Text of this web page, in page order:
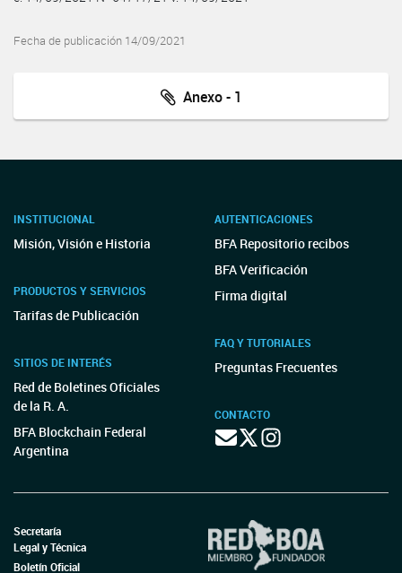
Fecha de publicación 14/09/2021
Anexo - 1
INSTITUCIONAL
Misión, Visión e Historia
PRODUCTOS Y SERVICIOS
Tarifas de Publicación
SITIOS DE INTERÉS
Red de Boletines Oficiales
de la R. A.
BFA Blockchain Federal
Argentina
AUTENTICACIONES
BFA Repositorio recibos
BFA Verificación
Firma digital
FAQ Y TUTORIALES
Preguntas Frecuentes
CONTACTO
Secretaría
Legal y Técnica
Boletín Oficial